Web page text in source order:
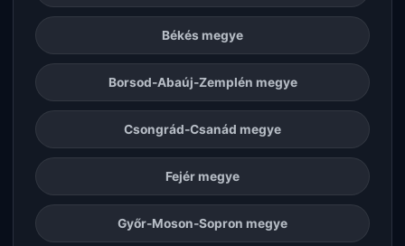
Békés megye
Borsod-Abaúj-Zemplén megye
Csongrád-Csanád megye
Fejér megye
Győr-Moson-Sopron megye